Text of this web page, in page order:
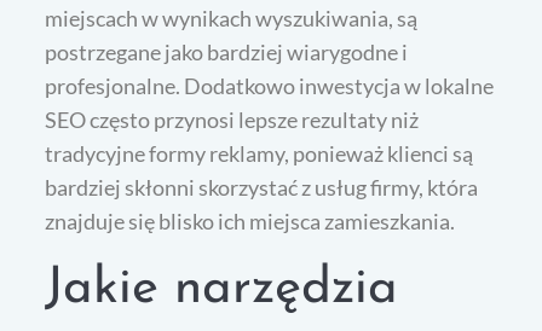
miejscach w wynikach wyszukiwania, są
postrzegane jako bardziej wiarygodne i
profesjonalne. Dodatkowo inwestycja w lokalne
SEO często przynosi lepsze rezultaty niż
tradycyjne formy reklamy, ponieważ klienci są
bardziej skłonni skorzystać z usług firmy, która
znajduje się blisko ich miejsca zamieszkania.
Jakie narzędzia